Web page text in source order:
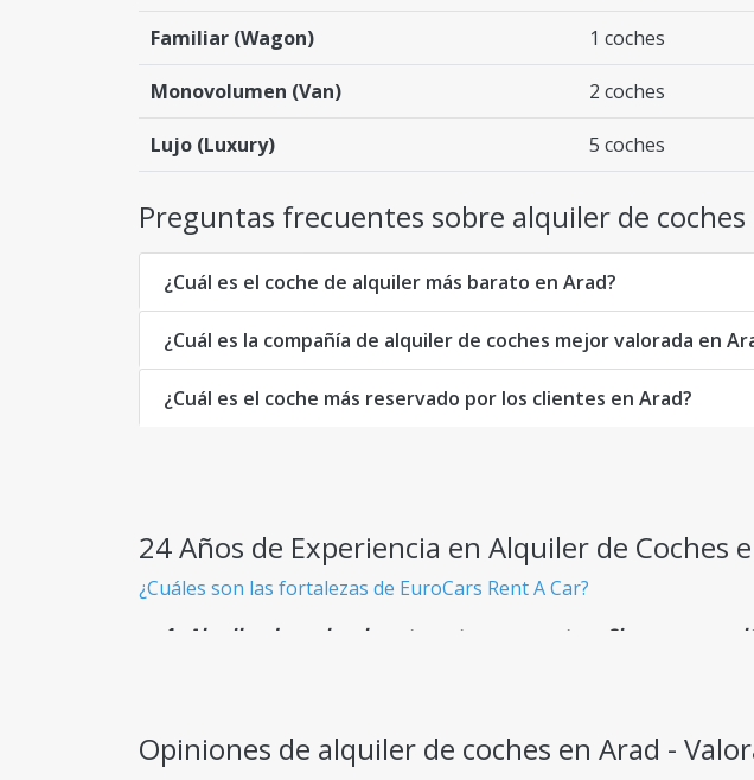
Familiar (Wagon) 1 coches
Monovolumen (Van) 2 coches
Lujo (Luxury) 5 coches
Preguntas frecuentes sobre alquiler de coches
¿Cuál es el coche de alquiler más barato en Arad?
¿Cuál es la compañía de alquiler de coches mejor valorada en
¿Cuál es el coche más reservado por los clientes en Arad?
24 Años de Experiencia en Alquiler de Coches
¿Cuáles son las fortalezas de EuroCars Rent A Car?
Alquiler de coches baratos y transparentes - Sin cargos
Opiniones de alquiler de coches en Arad -